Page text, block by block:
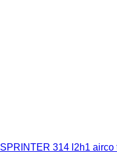
SPRINTER 314 l2h1 airco